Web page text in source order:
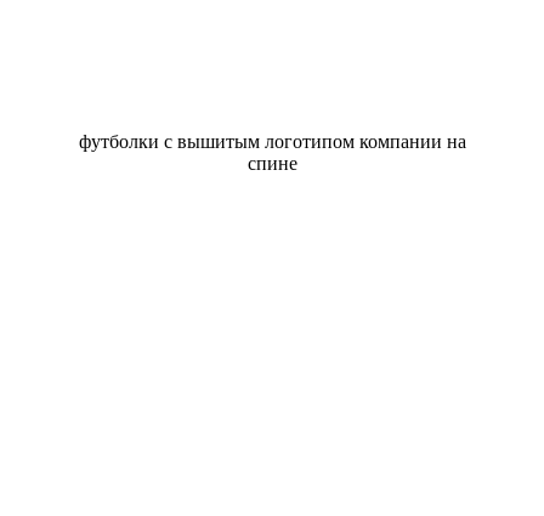
футболки с вышитым логотипом компании на
спине